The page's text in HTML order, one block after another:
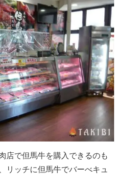
店で但馬牛を購入できるのも
リッチに但馬牛でバーべキュ